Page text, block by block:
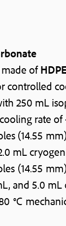
ofHDPE
controlled
250 mL
cooling rate of
(14.55
mL
(14.55
and 5.0
°C